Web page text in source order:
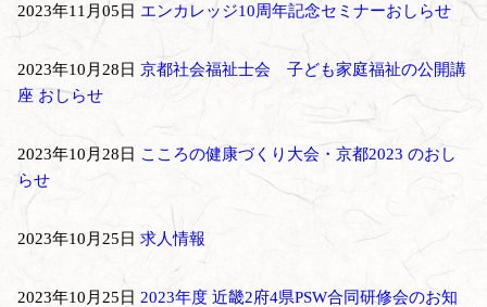
2023年11月05日 エンカレッジ10周年記念セミナーおしらせ
2023年10月28日 京都社会福祉士会 子ども家庭福祉の公開講
座 おしらせ
2023年10月28日 こころの健康づくり大会・京都2023 のおし
らせ
2023年10月25日 求人情報
2023年10月25日 2023年度 近畿2府4県PSW合同研修会のお知